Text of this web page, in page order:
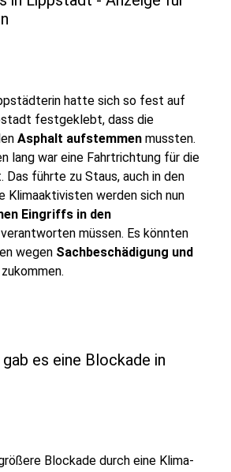
hatte sich so fest auf
festgeklebt, dass die
Asphalt aufstemmen mussten.
lang war eine Fahrtrichtung für die
Das führte zu Staus, auch in den
Klimaaktivisten werden sich nun
Eingriffs in den
verantworten müssen. Es könnten
wegen Sachbeschädigung und
es eine Blockade in
Blockade durch eine Klima-